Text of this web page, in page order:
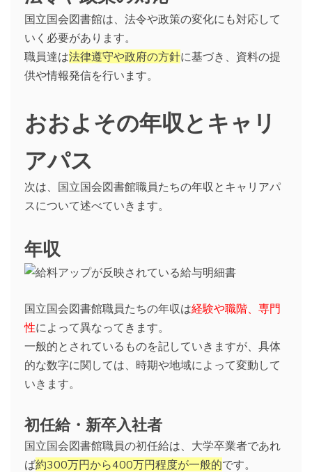
国立国会図書館は、法令や政策の変化にも対応して
いく必要があります。
職員達は法律遵守や政府の方針に基づき、資料の提
供や情報発信を行います。
おおよその年収とキャリ
アパス
次は、国立国会図書館職員たちの年収とキャリアパ
スについて述べていきます。
年収
国立国会図書館職員たちの年収は経験や職階、専門
性によって異なってきます。
一般的とされているものを記していきますが、具体
的な数字に関しては、時期や地域によって変動して
いきます。
初任給・新卒入社者
国立国会図書館職員の初任給は、大学卒業者であれ
ば約300万円から400万円程度が一般的です。